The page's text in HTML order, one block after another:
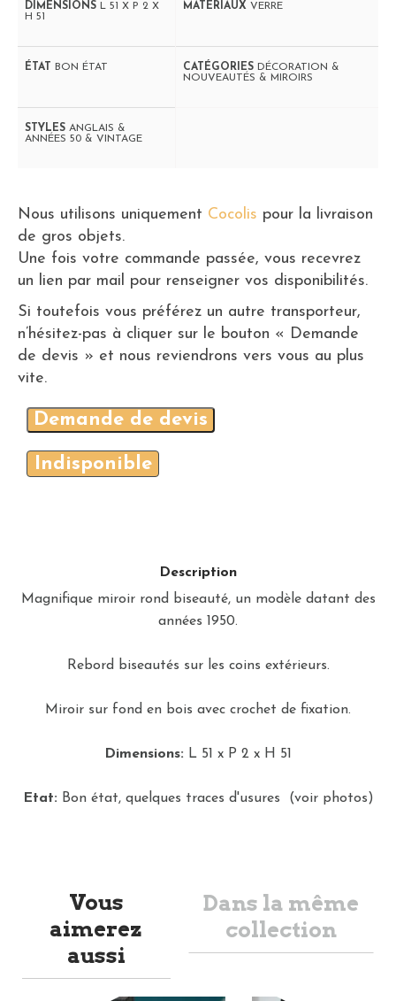
DIMENSIONS L 51 X P 2 X
H 51
MATÉRIAUX VERRE
ÉTAT BON ÉTAT CATÉGORIES DÉCORATION &
NOUVEAUTÉS & MIROIRS
STYLES ANGLAIS &
ANNÉES 50 & VINTAGE
Nous utilisons uniquement Cocolis pour la livraison
de gros objets.
Une fois votre commande passée, vous recevrez
un lien par mail pour renseigner vos disponibilités.
Si toutefois vous préférez un autre transporteur,
n’hésitez-pas à cliquer sur le bouton « Demande
de devis » et nous reviendrons vers vous au plus
vite.
Demande de devis
Indisponible
Description
Magnifique miroir rond biseauté, un modèle datant des
années 1950.
Rebord biseautés sur les coins extérieurs.
Miroir sur fond en bois avec crochet de fixation.
Dimensions: L 51 x P 2 x H 51
Etat: Bon état, quelques traces d'usures (voir photos)
Vous
aimerez
aussi
Dans la même
collection